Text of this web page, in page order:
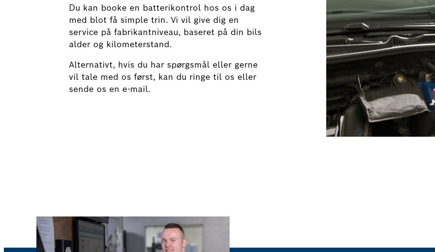
Du kan booke en batterikontrol hos os i dag
med blot få simple trin. Vi vil give dig en
service på fabrikantniveau, baseret på din bils
alder og kilometerstand.
Alternativt, hvis du har spørgsmål eller gerne
vil tale med os først, kan du ringe til os eller
sende os en e-mail.